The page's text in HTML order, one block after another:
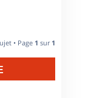
• Page 1 sur 1